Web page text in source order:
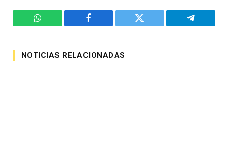
WhatsApp Facebook Twitter Telegram
NOTICIAS RELACIONADAS